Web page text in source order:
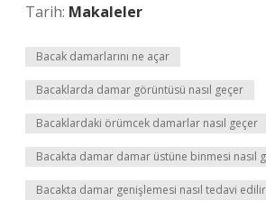
Tarih: Makaleler
Bacak damarlarını ne açar
Bacaklarda damar görüntüsü nasıl geçer
Bacaklardaki örümcek damarlar nasıl geçer
Bacakta damar damar üstüne binmesi nasıl
Bacakta damar genişlemesi nasıl tedavi edilir